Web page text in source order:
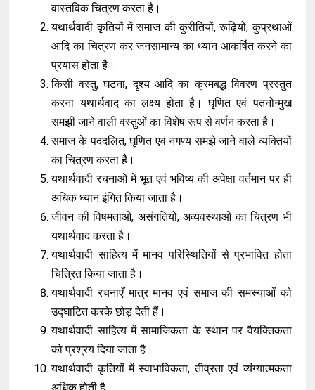
वास्तविक चित्रण करता है।
यथार्थवादी कृतियों में समाज की कुरीतियों, रूढ़ियों, कुप्रथाओं
आदि का चित्रण कर जनसामान्य का ध्यान आकर्षित करने का
प्रयास होता है।
किसी वस्तु, घटना, दृश्य आदि का क्रमबद्ध विवरण प्रस्तुत
करना यथार्थवाद का लक्ष्य होता है। घृणित एवं पतनोन्मुख
समझी जाने वाली वस्तुओं का विशेष रूप से वर्णन करता है।
समाज के पददलित, घृणित एवं नगण्य समझे जाने वाले व्यक्तियों
का चित्रण करता है।
यथार्थवादी रचनाओं में भूत एवं भविष्य की अपेक्षा वर्तमान पर ही
अधिक ध्यान इंगित किया जाता है।
जीवन की विषमताओं, असंगतियों, अव्यवस्थाओं का चित्रण भी
यथार्थवाद करता है।
यथार्थवादी साहित्य में मानव परिस्थितियों से प्रभावित होता
चित्रित किया जाता है।
यथार्थवादी रचनाएँ मात्र मानव एवं समाज की समस्याओं को
उद्घाटित करके छोड़ देती हैं।
यथार्थवादी साहित्य में सामाजिकता के स्थान पर वैयक्तिकता
को प्रश्रय दिया जाता है।
यथार्थवादी कृतियों में स्वाभाविकता, तीव्रता एवं व्यंग्यात्मकता